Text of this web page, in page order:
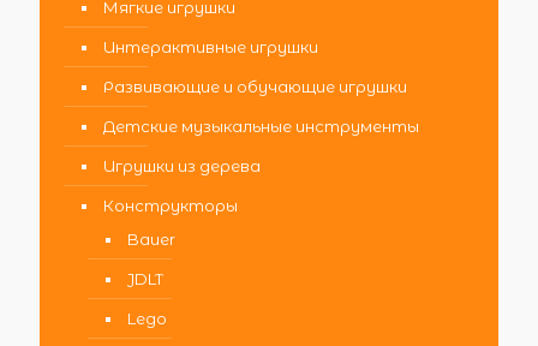
Мягкие игрушки
Интерактивные игрушки
Развивающие и обучающие игрушки
Детские музыкальные инструменты
Игрушки из дерева
Конструкторы
Bauer
JDLT
Lego